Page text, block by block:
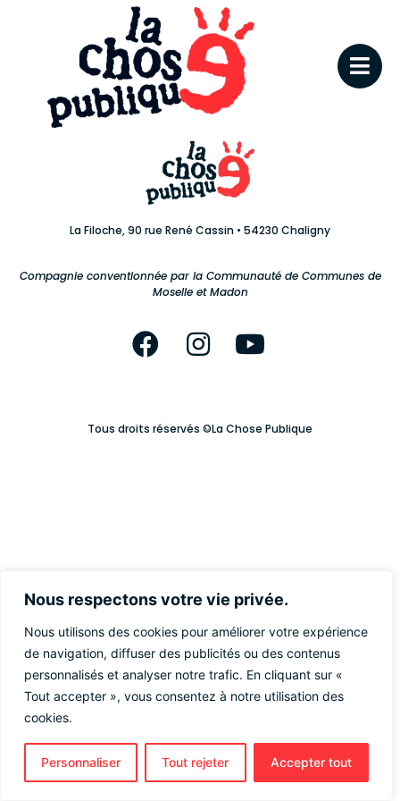
Nous respectons votre vie privée.
Nous utilisons des cookies pour améliorer votre expérience
de navigation, diffuser des publicités ou des contenus
personnalisés et analyser notre trafic. En cliquant sur «
Tout accepter », vous consentez à notre utilisation des
cookies.
Personnaliser Tout rejeter Accepter tout
La Filoche, 90 rue René Cassin • 54230 Chaligny
Compagnie conventionnée par la Communauté de Communes de
Moselle et Madon
Tous droits réservés ©La Chose Publique